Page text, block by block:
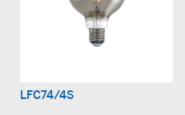
LFC74/4S